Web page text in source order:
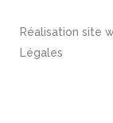
Réalisation site
Légales